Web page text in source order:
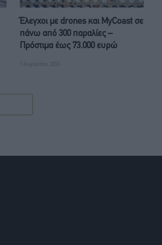
Έλεγχοι με drones και MyCoast σε
πάνω από 300 παραλίες –
Πρόστιμα έως 73.000 ευρώ
7 Αυγούστου, 2026